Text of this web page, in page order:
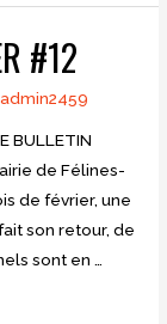
#12
admin2459
BULLETIN
de Félines-
de février, une
son retour, de
sont en …